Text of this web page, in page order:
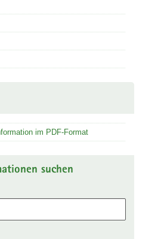
im PDF-Format
suchen